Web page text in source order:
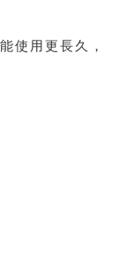
使用更長久，